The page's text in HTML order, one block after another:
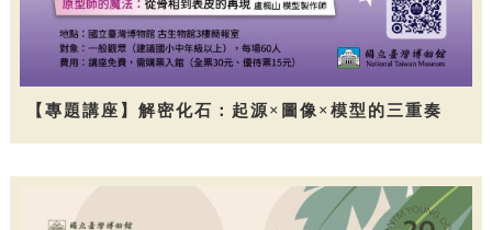
【專題講座】解密化石：起源×圖像×模型的三重奏